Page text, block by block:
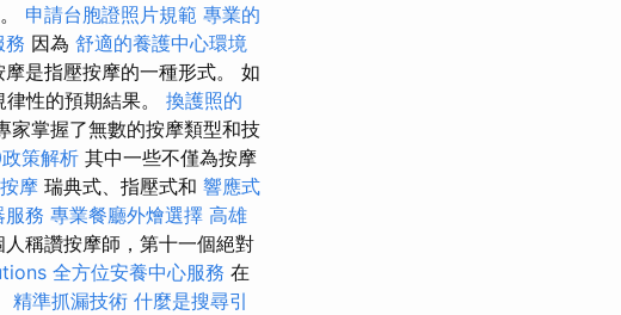
申請台胞證照片規範 專業的
務 因為 舒適的養護中心環境
摩是指壓按摩的一種形式。 如
性的預期結果。 換護照的
家掌握了無數的按摩類型和技
策解析 其中一些不僅為按摩
摩 瑞典式、指壓式和 響應式
服務 專業餐廳外燴選擇 高雄
稱讚按摩師，第十一個絕對
全方位安養中心服務 在
精準抓漏技術 什麼是搜尋引